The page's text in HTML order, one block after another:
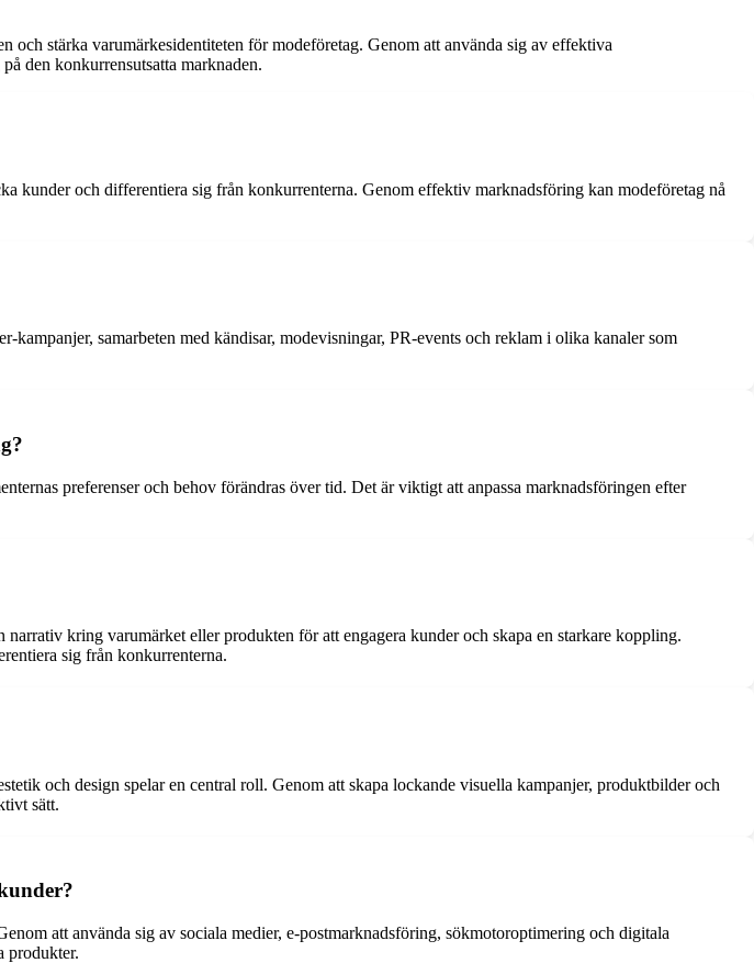
stärka varumärkesidentiteten för modeföretag. Genom att använda sig av effektiva
den konkurrensutsatta marknaden.
kunder och differentiera sig från konkurrenterna. Genom effektiv marknadsföring kan modeföretag nå
samarbeten med kändisar, modevisningar, PR-events och reklam i olika kanaler som
preferenser och behov förändras över tid. Det är viktigt att anpassa marknadsföringen efter
kring varumärket eller produkten för att engagera kunder och skapa en starkare koppling.
sig från konkurrenterna.
och design spelar en central roll. Genom att skapa lockande visuella kampanjer, produktbilder och
sätt.
att använda sig av sociala medier, e-postmarknadsföring, sökmotoroptimering och digitala
produkter.